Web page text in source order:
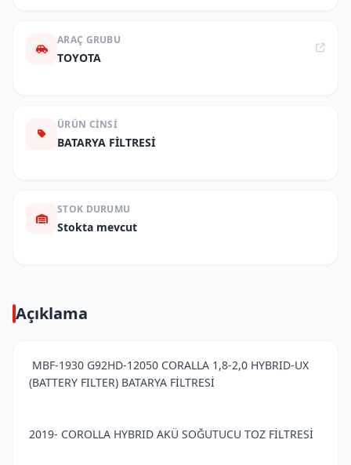
ARAÇ GRUBU
TOYOTA
ÜRÜN CINSI
BATARYA FİLTRESİ
STOK DURUMU
Stokta mevcut
Açıklama
MBF-1930 G92HD-12050 CORALLA 1,8-2,0 HYBRID-UX
(BATTERY FILTER) BATARYA FİLTRESİ
2019- COROLLA HYBRID AKÜ SOĞUTUCU TOZ FİLTRESİ